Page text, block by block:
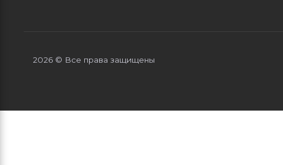
2026 © Все права защищены